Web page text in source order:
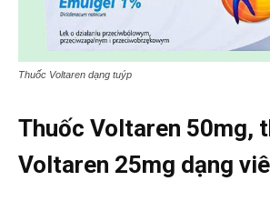
Thuốc Voltaren dạng tuýp
Thuốc Voltaren 50mg,
Voltaren 25mg dạng